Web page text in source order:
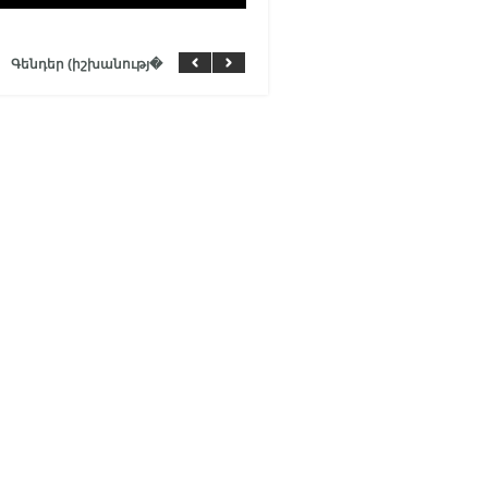
Գենդեր (իշխանությ�